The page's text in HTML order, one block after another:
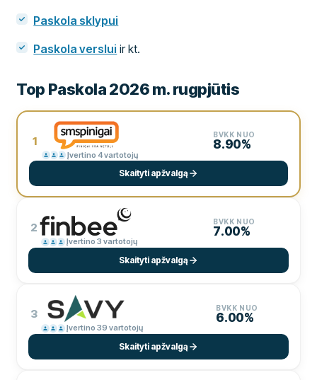
Paskola sklypui
Paskola verslui ir kt.
Top Paskola 2026 m. rugpjūtis
1
Įvertino 4 vartotojų
BVKK NUO
8.90%
Skaityti apžvalgą
2
Įvertino 3 vartotojų
BVKK NUO
7.00%
Skaityti apžvalgą
3
Įvertino 39 vartotojų
BVKK NUO
6.00%
Skaityti apžvalgą